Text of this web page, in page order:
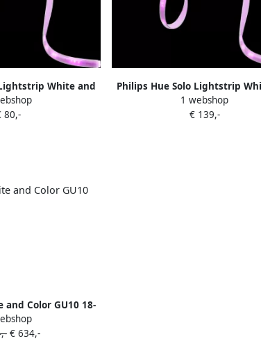
White and
5m
80,-
Philips Hue Solo Lightstrip
Color 10m
1 webshop
€ 139,-
and Color GU10 18-
€ 634,-